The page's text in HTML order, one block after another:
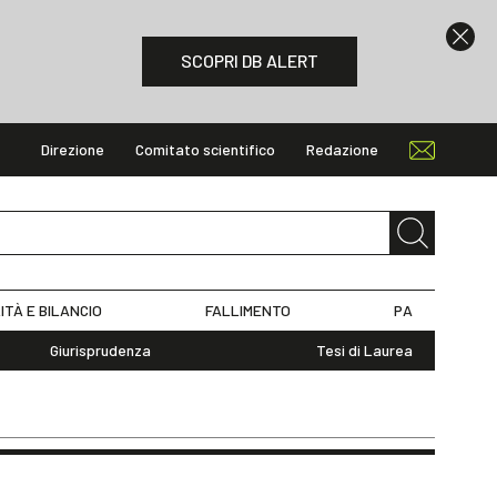
SCOPRI DB ALERT
Direzione Comitato scientifico Redazione
E BILANCIO FALLIMENTO PA
Giurisprudenza Tesi di Laurea